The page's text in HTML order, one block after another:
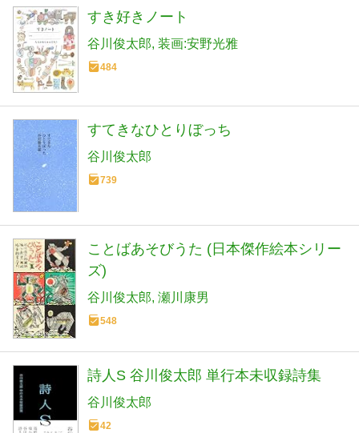
すき好きノート
谷川俊太郎 装画:安野光雅
484
すてきなひとりぼっち
谷川俊太郎
739
ことばあそびうた (日本傑作絵本シリー
ズ)
谷川俊太郎 瀬川康男
548
詩人S 谷川俊太郎 単行本未収録詩集
谷川俊太郎
42